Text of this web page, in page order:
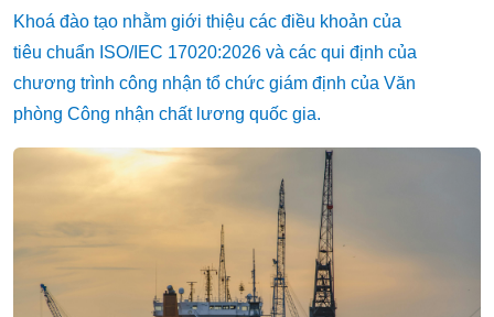
Khoá đào tạo nhằm giới thiệu các điều khoản của
tiêu chuẩn ISO/IEC 17020:2026 và các qui định của
chương trình công nhận tổ chức giám định của Văn
phòng Công nhận chất lương quốc gia.